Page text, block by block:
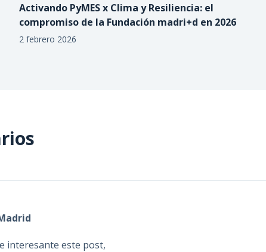
Activando PyMES x Clima y Resiliencia: el
compromiso de la Fundación madri+d en 2026
2 febrero 2026
interesante este post,